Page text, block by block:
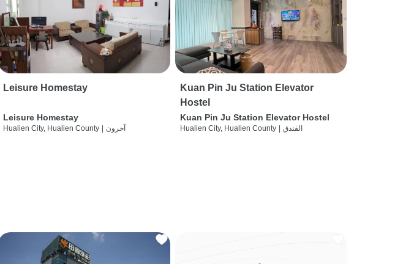
Leisure Homestay
Leisure Homestay
Hualien City, Hualien County آحرون
Kuan Pin Ju Station Elevator
Hostel
Kuan Pin Ju Station Elevator Hostel
Hualien City, Hualien County الفندق